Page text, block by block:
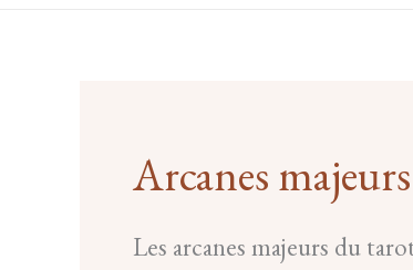
Arcanes majeurs
Les arcanes majeurs du